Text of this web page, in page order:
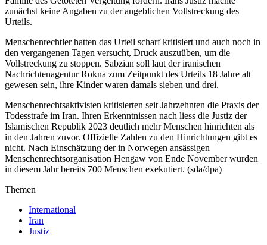
zunächst keine Angaben zu der angeblichen Vollstreckung des
Urteils.
Menschenrechtler hatten das Urteil scharf kritisiert und auch noch in
den vergangenen Tagen versucht, Druck auszuüben, um die
Vollstreckung zu stoppen. Sabzian soll laut der iranischen
Nachrichtenagentur Rokna zum Zeitpunkt des Urteils 18 Jahre alt
gewesen sein, ihre Kinder waren damals sieben und drei.
Menschenrechtsaktivisten kritisierten seit Jahrzehnten die Praxis der
Todesstrafe im Iran. Ihren Erkenntnissen nach liess die Justiz der
Islamischen Republik 2023 deutlich mehr Menschen hinrichten als
in den Jahren zuvor. Offizielle Zahlen zu den Hinrichtungen gibt es
nicht. Nach Einschätzung der in Norwegen ansässigen
Menschenrechtsorganisation Hengaw von Ende November wurden
in diesem Jahr bereits 700 Menschen exekutiert. (sda/dpa)
Themen
International
Iran
Justiz